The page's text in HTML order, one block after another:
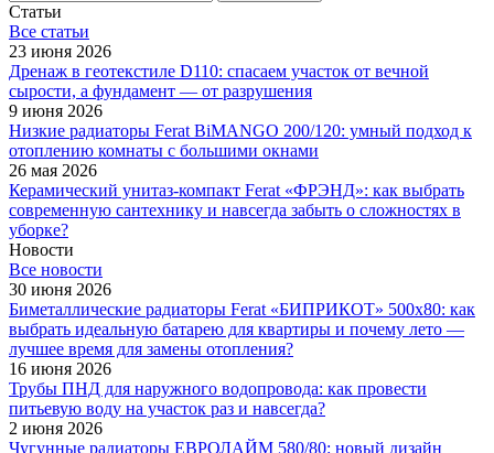
Статьи
Все cтатьи
23 июня 2026
Дренаж в геотекстиле D110: спасаем участок от вечной
сырости, а фундамент — от разрушения
9 июня 2026
Низкие радиаторы Ferat BiMANGO 200/120: умный подход к
отоплению комнаты с большими окнами
26 мая 2026
Керамический унитаз-компакт Ferat «ФРЭНД»: как выбрать
современную сантехнику и навсегда забыть о сложностях в
уборке?
Новости
Все новости
30 июня 2026
Биметаллические радиаторы Ferat «БИПРИКОТ» 500x80: как
выбрать идеальную батарею для квартиры и почему лето —
лучшее время для замены отопления?
16 июня 2026
Трубы ПНД для наружного водопровода: как провести
питьевую воду на участок раз и навсегда?
2 июня 2026
Чугунные радиаторы ЕВРОЛАЙМ 580/80: новый дизайн